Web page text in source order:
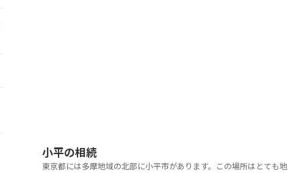
小平の相続
東京都には多摩地域の北部に小平市があります。この場所はとても地